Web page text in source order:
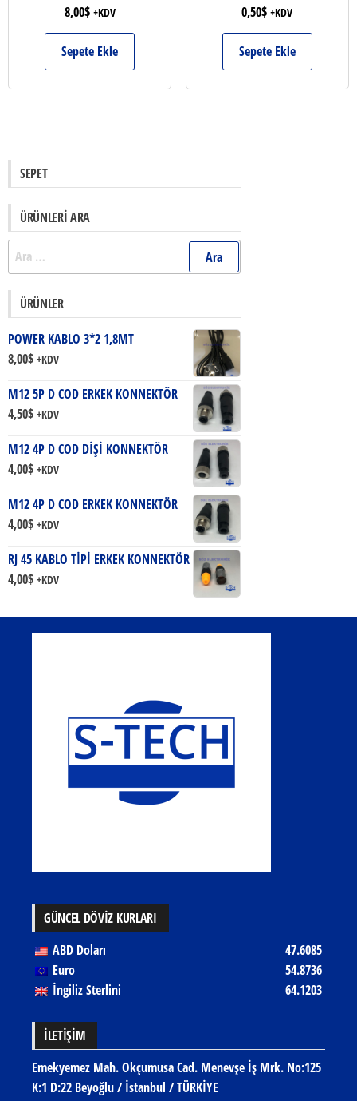
8,00$ +KDV
Sepete Ekle
0,50$ +KDV
Sepete Ekle
SEPET
ÜRÜNLERI ARA
Arama:
ÜRÜNLER
POWER KABLO 3*2 1,8MT
8,00$ +KDV
M12 5P D COD ERKEK KONNEKTÖR
4,50$ +KDV
M12 4P D COD DİŞİ KONNEKTÖR
4,00$ +KDV
M12 4P D COD ERKEK KONNEKTÖR
4,00$ +KDV
RJ 45 KABLO TİPİ ERKEK KONNEKTÖR
4,00$ +KDV
GÜNCEL DÖVİZ KURLARI
ABD Doları
47.6085
Euro
54.8736
İngiliz Sterlini
64.1203
İLETIŞIM
Emekyemez Mah. Okçumusa Cad. Menevşe İş Mrk. No:125
K:1 D:22 Beyoğlu / İstanbul / TÜRKİYE